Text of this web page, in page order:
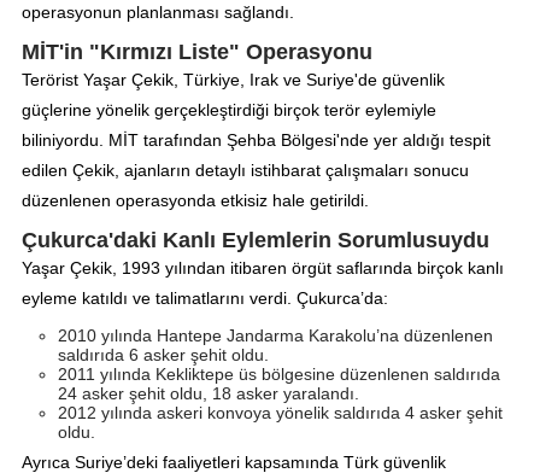
operasyonun planlanması sağlandı.
MİT'in "Kırmızı Liste" Operasyonu
Terörist Yaşar Çekik, Türkiye, Irak ve Suriye'de güvenlik
güçlerine yönelik gerçekleştirdiği birçok terör eylemiyle
biliniyordu. MİT tarafından Şehba Bölgesi'nde yer aldığı tespit
edilen Çekik, ajanların detaylı istihbarat çalışmaları sonucu
düzenlenen operasyonda etkisiz hale getirildi.
Çukurca'daki Kanlı Eylemlerin Sorumlusuydu
Yaşar Çekik, 1993 yılından itibaren örgüt saflarında birçok kanlı
eyleme katıldı ve talimatlarını verdi. Çukurca’da:
2010 yılında Hantepe Jandarma Karakolu’na düzenlenen
saldırıda 6 asker şehit oldu.
2011 yılında Kekliktepe üs bölgesine düzenlenen saldırıda
24 asker şehit oldu, 18 asker yaralandı.
2012 yılında askeri konvoya yönelik saldırıda 4 asker şehit
oldu.
Ayrıca Suriye’deki faaliyetleri kapsamında Türk güvenlik